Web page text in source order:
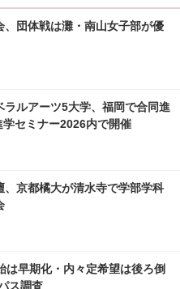
、団体戦は灘・南山女子部が優
ラルアーツ5大学、福岡で合同進
セミナー2026内で開催
、京都橘大が清水寺で学部学科
は早期化・内々定希望は後ろ倒
ス調査